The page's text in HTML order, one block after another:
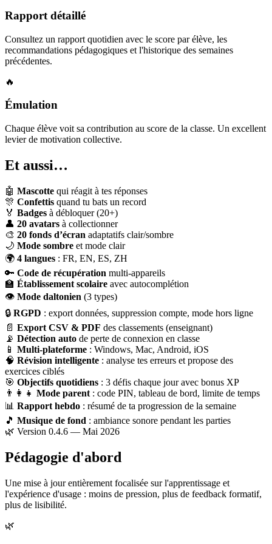
Rapport détaillé
Consultez un rapport quotidien avec le score par élève, les
recommandations pédagogiques et l'historique des semaines
précédentes.
🔥
Émulation
Chaque élève voit sa contribution au score de la classe. Un excellent
levier de motivation collective.
Et aussi…
🤖 Mascotte qui réagit à tes réponses
🎊 Confettis quand tu bats un record
🏅 Badges à débloquer (20+)
👤 20 avatars à collectionner
🎨 20 fonds d’écran adaptatifs clair/sombre
🌙 Mode sombre et mode clair
🌍 4 langues : FR, EN, ES, ZH
🔑 Code de récupération multi-appareils
🏫 Établissement scolaire avec autocomplétion
👁 Mode daltonien (3 types)
🔒 RGPD : export données, suppression compte, mode hors ligne
📄 Export CSV & PDF des classements (enseignant)
📡 Détection auto de perte de connexion en classe
📱 Multi-plateforme : Windows, Mac, Android, iOS
🧠 Révision intelligente : analyse tes erreurs et propose des
exercices ciblés
🎯 Objectifs quotidiens : 3 défis chaque jour avec bonus XP
👨‍👩‍👧 Mode parent : code PIN, tableau de bord, limite de temps
📊 Rapport hebdo : résumé de ta progression de la semaine
🎵 Musique de fond : ambiance sonore pendant les parties
🌿 Version 0.4.6 — Mai 2026
Pédagogie d'abord
Une mise à jour entièrement focalisée sur l'apprentissage et
l'expérience d'usage : moins de pression, plus de feedback formatif,
plus de lisibilité.
🌿